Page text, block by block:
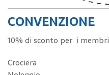
CONVENZIONE
10% di sconto per i membri
Crociera